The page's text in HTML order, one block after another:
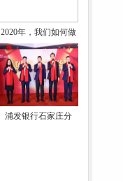
2020年，我们如何做
浦发银行石家庄分